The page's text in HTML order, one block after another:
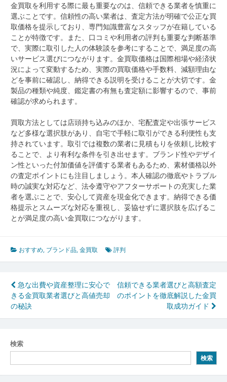
金買取を利用する際に最も重要なのは、信頼できる業者を慎重に
選ぶことです。信頼性の高い業者は、査定方法が明確で公正な買
取価格を提示しており、専門知識豊富なスタッフが在籍している
ことが特徴です。また、口コミや利用者の評判も重要な判断基準
で、実際に取引した人の体験談を参考にすることで、満足度の高
いサービス選びにつながります。金買取価格は国際相場や経済状
況によって変動するため、実際の買取価格や手数料、減額理由な
どを事前に確認し、納得できる説明を受けることが大切です。金
製品の種類や純度、鑑定書の有無も査定額に影響するので、事前
確認が求められます。
買取方法としては店頭持ち込みのほか、宅配査定や出張サービス
など多様な選択肢があり、自宅で手軽に取引ができる利便性も支
持されています。取引では複数の業者に見積もりを依頼し比較す
ることで、より有利な条件を引き出せます。ブランド性やデザイ
ン性といった付加価値を評価する業者もあるため、素材価格以外
の査定ポイントにも注目しましょう。本人確認の徹底やトラブル
時の誠実な対応など、法令遵守やアフターサポートの充実した業
者を選ぶことで、安心して資産を現金化できます。納得できる価
格提示とスムーズな対応を重視し、妥協せずに選択肢を広げるこ
とが満足度の高い金買取につながります。
おすすめ, ブランド品,金買取 評判
投
稿
ナ
ビ
ゲ
ー
急な出費や資産整理に安心で
きる金買取業者選びと高値売却
の秘訣
信頼できる業者選びと高額査定
のポイントを徹底解説した金買
取成功ガイド
検索
検索